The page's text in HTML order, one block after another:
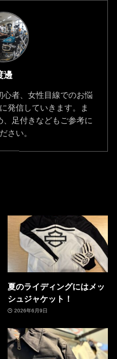
邊
者、女性目線でのお悩
発信していきます。ま
足付きなどもご参考に
さい。
夏のライディングにはメッ
シュジャケット！
2026年6月9日